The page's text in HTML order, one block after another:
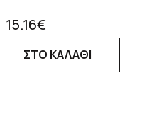
15.16€
ΣΤΟ ΚΑΛΑΘΙ